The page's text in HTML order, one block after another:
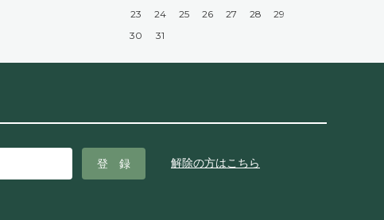
23
24 25 26 27 28
29
30
31
解除の方はこちら